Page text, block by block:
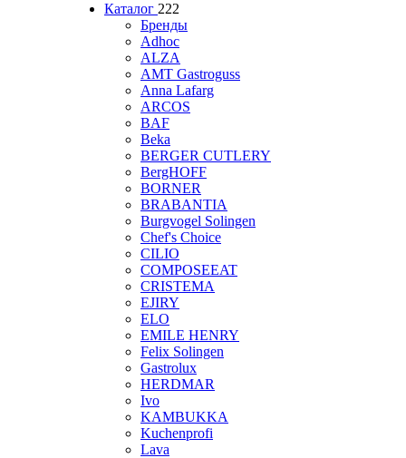
Каталог 222
Бренды
Adhoc
ALZA
AMT Gastroguss
Anna Lafarg
ARCOS
BAF
Beka
BERGER CUTLERY
BergHOFF
BORNER
BRABANTIA
Burgvogel Solingen
Chef's Choice
CILIO
COMPOSEEAT
CRISTEMA
EJIRY
ELO
EMILE HENRY
Felix Solingen
Gastrolux
HERDMAR
Ivo
KAMBUKKA
Kuchenprofi
Lava